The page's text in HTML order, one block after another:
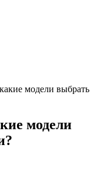
модели выбрать
модели